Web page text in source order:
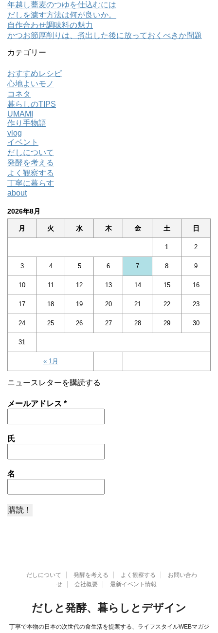
年越し蕎麦のつゆを仕込むには
だしを濾す方法は何が良いか。
自作合わせ調味料の魅力
かつお節厚削りは、煮出した後に放っておくべきか問題
カテゴリー
おすすめレシピ
心地よいモノ
コネタ
暮らしのTIPS
UMAMI
作り手物語
vlog
イベント
だしについて
発酵を考える
よく観察する
丁寧に暮らす
about
2026年8月
月 火 水 木 金 土 日
« 1月
1 2
3 4 5 6 7 8 9
10 11 12 13 14 15 16
17 18 19 20 21 22 23
24 25 26 27 28 29 30
31
ニュースレターを購読する
メールアドレス *
氏
名
だしについて 発酵を考える よく観察する
お問い合わ
せ
会社概要 最新イベント情報
だしと発酵、暮らしとデザイン
丁寧で本物の日本の次世代の食生活を提案する、ライフスタイルWEBマガジ